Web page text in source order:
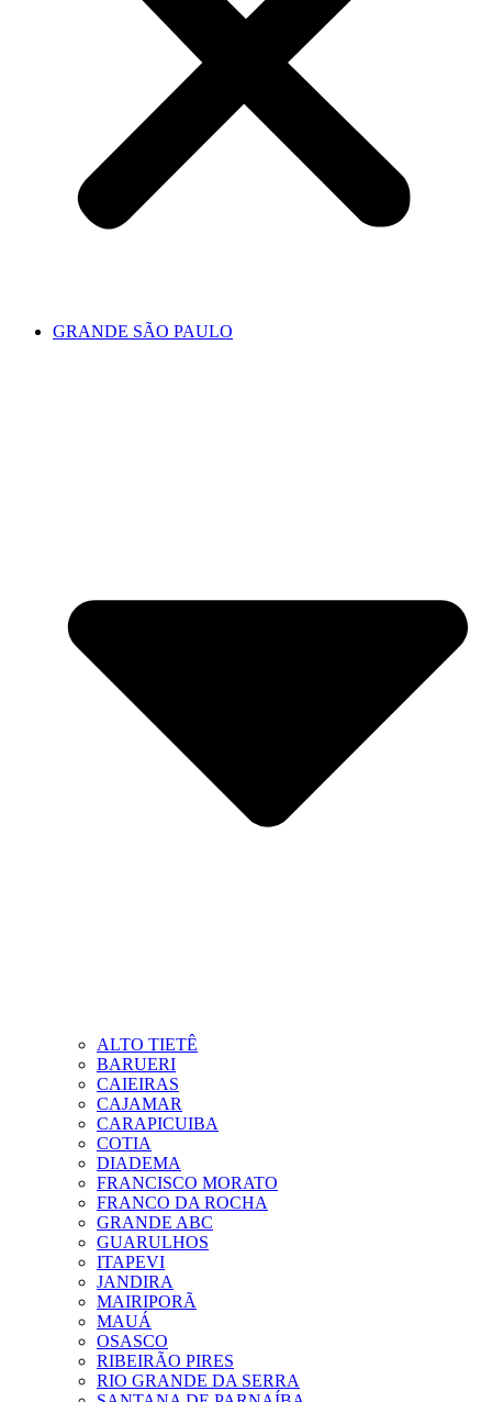
GRANDE SÃO PAULO
ALTO TIETÊ
BARUERI
CAIEIRAS
CAJAMAR
CARAPICUIBA
COTIA
DIADEMA
FRANCISCO MORATO
FRANCO DA ROCHA
GRANDE ABC
GUARULHOS
ITAPEVI
JANDIRA
MAIRIPORÃ
MAUÁ
OSASCO
RIBEIRÃO PIRES
RIO GRANDE DA SERRA